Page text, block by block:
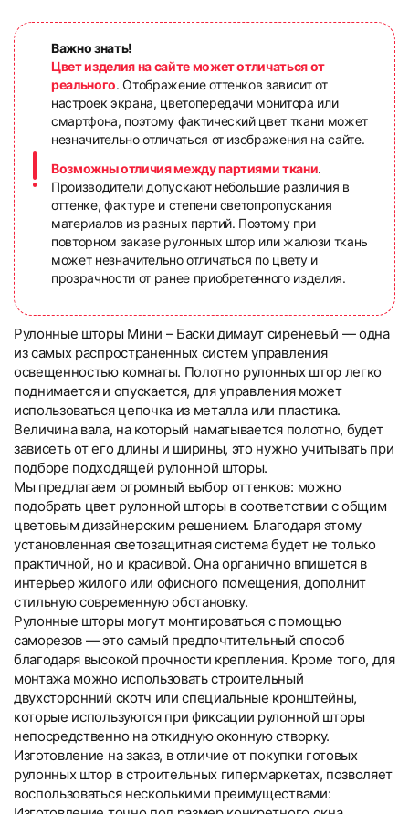
Важно знать!
Цвет изделия на сайте может отличаться от
реального. Отображение оттенков зависит от
настроек экрана, цветопередачи монитора или
смартфона, поэтому фактический цвет ткани может
незначительно отличаться от изображения на сайте.
Возможны отличия между партиями ткани.
Производители допускают небольшие различия в
оттенке, фактуре и степени светопропускания
материалов из разных партий. Поэтому при
повторном заказе рулонных штор или жалюзи ткань
может незначительно отличаться по цвету и
прозрачности от ранее приобретенного изделия.
Рулонные шторы Мини – Баски димаут сиреневый — одна
из самых распространенных систем управления
освещенностью комнаты. Полотно рулонных штор легко
поднимается и опускается, для управления может
использоваться цепочка из металла или пластика.
Величина вала, на который наматывается полотно, будет
зависеть от его длины и ширины, это нужно учитывать при
подборе подходящей рулонной шторы.
Мы предлагаем огромный выбор оттенков: можно
подобрать цвет рулонной шторы в соответствии с общим
цветовым дизайнерским решением. Благодаря этому
установленная светозащитная система будет не только
практичной, но и красивой. Она органично впишется в
интерьер жилого или офисного помещения, дополнит
стильную современную обстановку.
Рулонные шторы могут монтироваться с помощью
саморезов — это самый предпочтительный способ
благодаря высокой прочности крепления. Кроме того, для
монтажа можно использовать строительный
двухсторонний скотч или специальные кронштейны,
которые используются при фиксации рулонной шторы
непосредственно на откидную оконную створку.
Изготовление на заказ, в отличие от покупки готовых
рулонных штор в строительных гипермаркетах, позволяет
воспользоваться несколькими преимуществами: